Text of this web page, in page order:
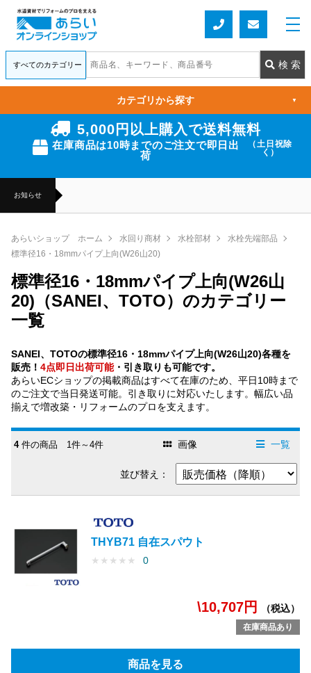
5,000円以上購入で送料無料
在庫商品は10時までのご注文で即日出
荷
（土日祝除
く）
お知らせ
カテゴリから探す ▼
あらいショップ ホーム 水回り商材 水栓部材
水栓先端部品
標準径16・18mmパイプ上向(W26山20)
標準径16・18mmパイプ上向(W26山
20)（SANEI、TOTO）のカテゴリー
一覧
SANEI、TOTOの標準径16・18mmパイプ上向(W26山20)各種を
販売！ 4点即日出荷可能・引き取りも可能です。
あらいECショップの掲載商品はすべて在庫のため、平日10時まで
のご注文で当日発送可能。引き取りに対応いたします。幅広い品
揃えで増改築・リフォームのプロを支えます。
4件の商品 1件～4件 画像 一覧
並び替え：
THYB71 自在スパウト
★ ★ ★ ★ ★ 0
\10,707円 （税込）
在庫商品あり
商品を見る